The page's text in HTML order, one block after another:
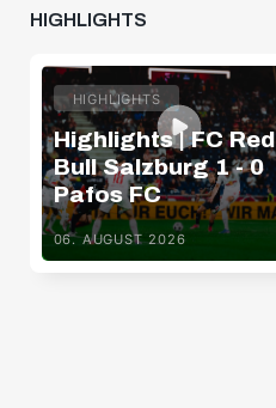
HIGHLIGHTS
HIGHLIGHTS
Highlights | FC Red
Bull Salzburg 1 - 0
Pafos FC
06. AUGUST 2026